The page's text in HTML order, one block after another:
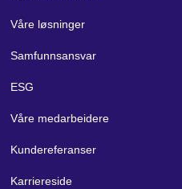
Våre løsninger
Samfunnsansvar
ESG
Våre medarbeidere
Kundereferanser
Karriereside